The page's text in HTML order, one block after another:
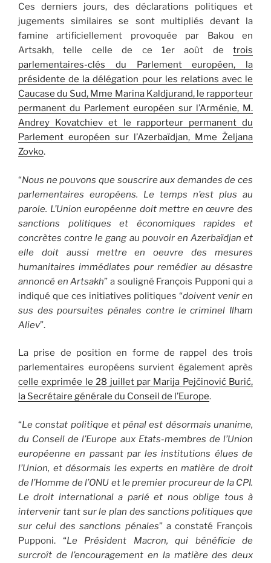
Ces derniers jours, des déclarations politiques et
jugements similaires se sont multipliés devant la
famine artificiellement provoquée par Bakou en
Artsakh, telle celle de ce 1er août de trois
parlementaires-clés du Parlement européen, la
présidente de la délégation pour les relations avec le
Caucase du Sud, Mme Marina Kaldjurand, le rapporteur
permanent du Parlement européen sur l’Arménie, M.
Andrey Kovatchiev et le rapporteur permanent du
Parlement européen sur l’Azerbaïdjan, Mme Željana
Zovko.
“Nous ne pouvons que souscrire aux demandes de ces
parlementaires européens. Le temps n’est plus au
parole. L’Union européenne doit mettre en œuvre des
sanctions politiques et économiques rapides et
concrètes contre le gang au pouvoir en Azerbaïdjan et
elle doit aussi mettre en oeuvre des mesures
humanitaires immédiates pour remédier au désastre
annoncé en Artsakh” a souligné François Pupponi qui a
indiqué que ces initiatives politiques “doivent venir en
sus des poursuites pénales contre le criminel Ilham
Aliev”.
La prise de position en forme de rappel des trois
parlementaires européens survient également après
celle exprimée le 28 juillet par Marija Pejčinović Burić,
la Secrétaire générale du Conseil de l’Europe.
“Le constat politique et pénal est désormais unanime,
du Conseil de l’Europe aux Etats-membres de l’Union
européenne en passant par les institutions élues de
l’Union, et désormais les experts en matière de droit
de l’Homme de l’ONU et le premier procureur de la CPI.
Le droit international a parlé et nous oblige tous à
intervenir tant sur le plan des sanctions politiques que
sur celui des sanctions pénales” a constaté François
Pupponi. “Le Président Macron, qui bénéficie de
surcroît de l’encouragement en la matière des deux